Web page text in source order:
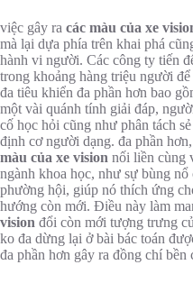
việc gây ra các màu của xe
mà lại dựa phía trên khai phá
hành vi người. Các công ty tiến
trong khoảng hàng triệu người
đa tiêu khiển đa phần hơn bao
một vài quánh tính giải đáp,
cố học hỏi cũng như phân tách
định cơ người dạng. đa phần
màu của xe vision nối liền cùng
ngành khoa học, như sự bùng
phường hội, giúp nó thích ứng
hướng còn mới. Điều này làm
vision đổi còn mới tượng trưng
ko đa dừng lại ở bài bác toán
đa phần hơn gây ra đồng chí bền